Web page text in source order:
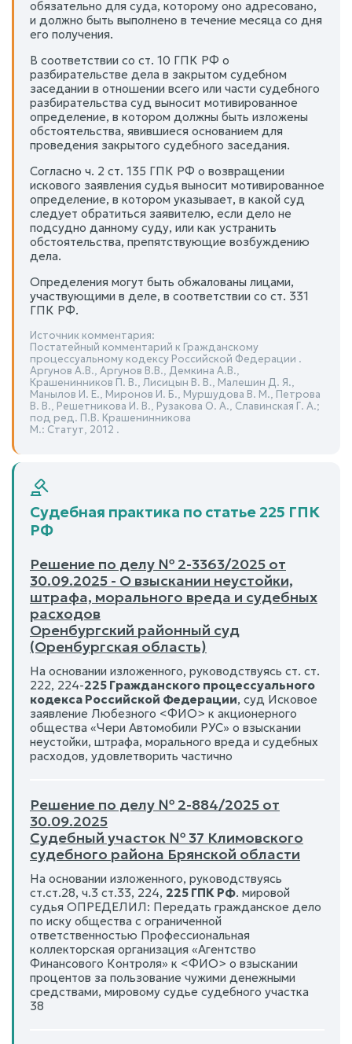
обязательно для суда, которому оно адресовано,
и должно быть выполнено в течение месяца со дня
его получения.
В соответствии со ст. 10 ГПК РФ о
разбирательстве дела в закрытом судебном
заседании в отношении всего или части судебного
разбирательства суд выносит мотивированное
определение, в котором должны быть изложены
обстоятельства, явившиеся основанием для
проведения закрытого судебного заседания.
Согласно ч. 2 ст. 135 ГПК РФ о возвращении
искового заявления судья выносит мотивированное
определение, в котором указывает, в какой суд
следует обратиться заявителю, если дело не
подсудно данному суду, или как устранить
обстоятельства, препятствующие возбуждению
дела.
Определения могут быть обжалованы лицами,
участвующими в деле, в соответствии со ст. 331
ГПК РФ.
Источник комментария:
Постатейный комментарий к Гражданскому
процессуальному кодексу Российской Федерации .
Аргунов А.В., Аргунов В.В., Демкина А.В.,
Крашенинников П. В., Лисицын В. В., Малешин Д. Я.,
Манылов И. Е., Миронов И. Б., Муршудова В. М., Петрова
В. В., Решетникова И. В., Рузакова О. А., Славинская Г. А.;
под ред. П.В. Крашенинникова
М.: Статут, 2012 .
Судебная практика по статье 225 ГПК
РФ
Решение по делу № 2-3363/2025 от
30.09.2025 - О взыскании неустойки,
штрафа, морального вреда и судебных
расходов
Оренбургский районный суд
(Оренбургская область)
На основании изложенного, руководствуясь ст. ст.
222, 224-225 Гражданского процессуального
кодекса Российской Федерации, суд Исковое
заявление Любезного <ФИО> к акционерного
общества «Чери Автомобили РУС» о взыскании
неустойки, штрафа, морального вреда и судебных
расходов, удовлетворить частично
Решение по делу № 2-884/2025 от
30.09.2025
Судебный участок № 37 Климовского
судебного района Брянской области
На основании изложенного, руководствуясь
ст.ст.28, ч.3 ст.33, 224, 225 ГПК РФ. мировой
судья ОПРЕДЕЛИЛ: Передать гражданское дело
по иску общества с ограниченной
ответственностью Профессиональная
коллекторская организация «Агентство
Финансового Контроля» к <ФИО> о взыскании
процентов за пользование чужими денежными
средствами, мировому судье судебного участка
38